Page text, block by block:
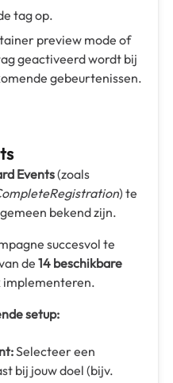
tag op.
preview mode of
geactiveerd wordt bij
gebeurtenissen.
Events(zoals
) te
bekend zijn.
succesvol te
de 14 beschikbare
implementeren.
setup:
Selecteer een
bij jouw doel (bijv.